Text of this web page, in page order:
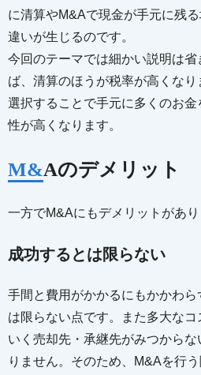
に清算やM&Aで現金が手元に残
違いが生じるのです。
今回のテーマでは細かい説明は省
ば、清算のほうが税率が高くな
選択することで手元に多くのお
性が高くなります。
M&Aのデメリット
一方でM&Aにもデメリットがあり
成功するとは限らない
手間と費用がかかるにもかかわ
は限らない点です。また多大な
いく売却先・承継先がみつから
りません。そのため、M&Aを行